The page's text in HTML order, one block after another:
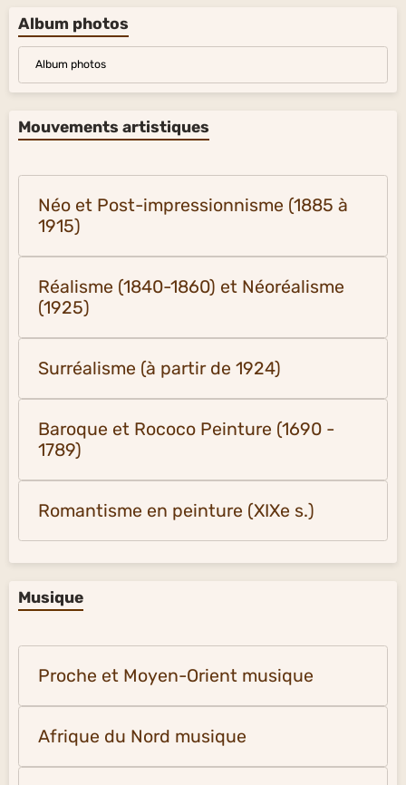
Album photos
Album photos
Mouvements artistiques
Néo et Post-impressionnisme (1885 à
1915)
Réalisme (1840-1860) et Néoréalisme
(1925)
Surréalisme (à partir de 1924)
Baroque et Rococo Peinture (1690 -
1789)
Romantisme en peinture (XIXe s.)
Musique
Proche et Moyen-Orient musique
Afrique du Nord musique